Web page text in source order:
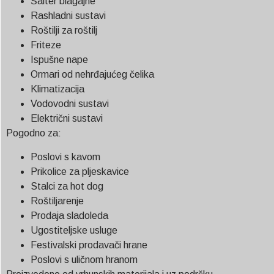
Rashladni sustavi
Roštilji za roštilj
Friteze
Ispušne nape
Ormari od nehrđajućeg čelika
Klimatizacija
Vodovodni sustavi
Električni sustavi
Pogodno za:
Poslovi s kavom
Prikolice za pljeskavice
Stalci za hot dog
Roštiljarenje
Prodaja sladoleda
Ugostiteljske usluge
Festivalski prodavači hrane
Poslovi s uličnom hranom